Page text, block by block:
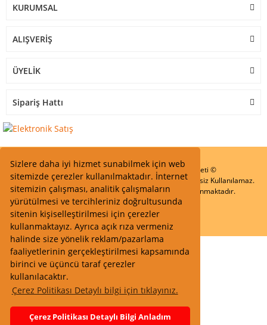
Sizlere daha iyi hizmet sunabilmek için web
sitemizde çerezler kullanılmaktadır. İnternet
sitemizin çalışması, analitik çalışmaların
yürütülmesi ve tercihleriniz doğrultusunda
sitenin kişiselleştirilmesi için çerezler
kullanmaktayız. Ayrıca açık rıza vermeniz
halinde size yönelik reklam/pazarlama
faaliyetlerinin gerçekleştirilmesi kapsamında
birinci ve üçüncü taraf çerezler
kullanılacaktır.
Çerez Politikası Detaylı bilgi için tıklayınız.
Çerez Politikası Detaylı Bilgi Anladım
KURUMSAL
ALIŞVERİŞ
ÜYELİK
Sipariş Hattı
Start Elektronik Sanayi ve Ticaret Limited Şirketi ©
Resimler Yazılar ve İçeriklerin Tüm hakları saklıdır ve İzinsiz Kullanılamaz.
Kredi kartı bilgileriniz 256bit SSL Sertifikası ile Korunmaktadır.